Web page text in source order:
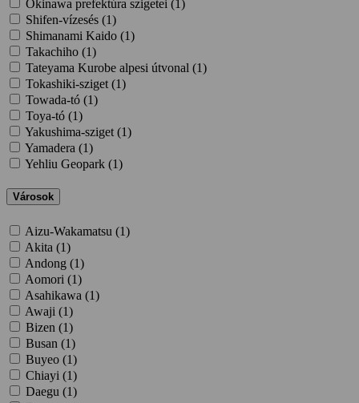
Okinawa prefektúra szigetei (1 )
Shifen-vízesés (1)
Shimanami Kaido (1)
Takachiho (1)
Tateyama Kurobe alpesi útvonal (1)
Tokashiki-sziget (1)
Towada-tó (1)
Toya-tó (1)
Yakushima-sziget (1)
Yamadera (1)
Yehliu Geopark (1)
Városok
Aizu-Wakamatsu (1)
Akita (1)
Andong (1)
Aomori (1)
Asahikawa (1)
Awaji (1)
Bizen (1)
Busan (1)
Buyeo (1)
Chiayi (1)
Daegu (1)